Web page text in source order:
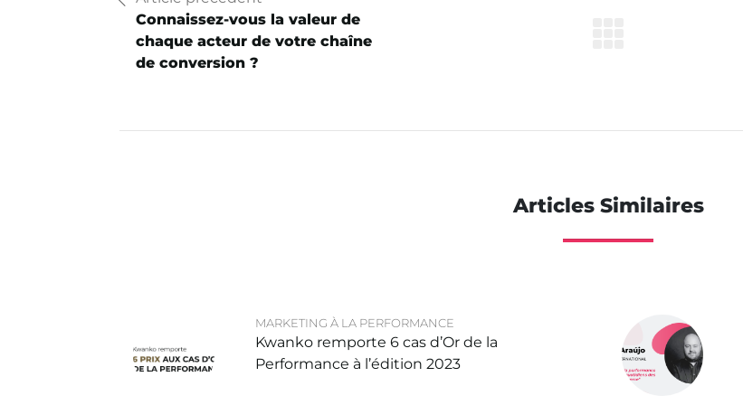
Connaissez-vous la valeur de
chaque acteur de votre chaîne
de conversion ?
Articles Similaires
MARKETING À LA PERFORMANCE
Kwanko remporte 6 cas d’Or de la
Performance à l’édition 2023